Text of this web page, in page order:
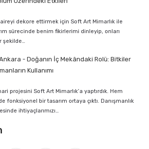
dekore ettirmek için Soft Art Mimarlık ile
sürecinde benim fikirlerimi dinleyip, onları
şekilde…
- Doğanın İç Mekândaki Rolü: Bitkiler
Kullanımı
projesini Soft Art Mimarlık’a yaptırdık. Hem
fonksiyonel bir tasarım ortaya çıktı. Danışmanlık
ihtiyaçlarımızı…